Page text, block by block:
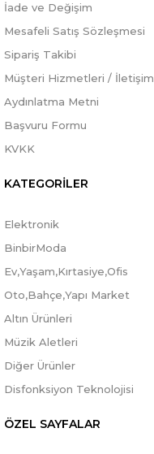
İade ve Değişim
Mesafeli Satış Sözleşmesi
Sipariş Takibi
Müşteri Hizmetleri / İletişim
Aydınlatma Metni
Başvuru Formu
KVKK
KATEGORİLER
Elektronik
BinbirModa
Ev,Yaşam,Kırtasiye,Ofis
Oto,Bahçe,Yapı Market
Altın Ürünleri
Müzik Aletleri
Diğer Ürünler
Disfonksiyon Teknolojisi
ÖZEL SAYFALAR